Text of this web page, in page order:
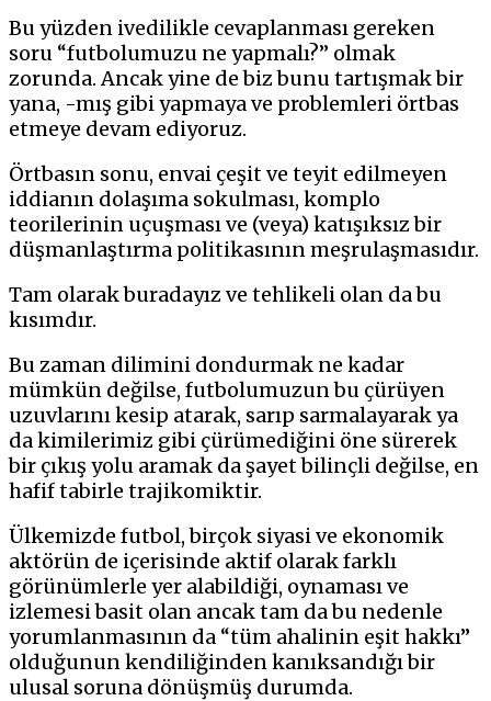
Bu yüzden ivedilikle cevaplanması gereken
soru “futbolumuzu ne yapmalı?” olmak
zorunda. Ancak yine de biz bunu tartışmak bir
yana, -mış gibi yapmaya ve problemleri örtbas
etmeye devam ediyoruz.
Örtbasın sonu, envai çeşit ve teyit edilmeyen
iddianın dolaşıma sokulması, komplo
teorilerinin uçuşması ve (veya) katışıksız bir
düşmanlaştırma politikasının meşrulaşmasıdır.
Tam olarak buradayız ve tehlikeli olan da bu
kısımdır.
Bu zaman dilimini dondurmak ne kadar
mümkün değilse, futbolumuzun bu çürüyen
uzuvlarını kesip atarak, sarıp sarmalayarak ya
da kimilerimiz gibi çürümediğini öne sürerek
bir çıkış yolu aramak da şayet bilinçli değilse, en
hafif tabirle trajikomiktir.
Ülkemizde futbol, birçok siyasi ve ekonomik
aktörün de içerisinde aktif olarak farklı
görünümlerle yer alabildiği, oynaması ve
izlemesi basit olan ancak tam da bu nedenle
yorumlanmasının da “tüm ahalinin eşit hakkı”
olduğunun kendiliğinden kanıksandığı bir
ulusal soruna dönüşmüş durumda.